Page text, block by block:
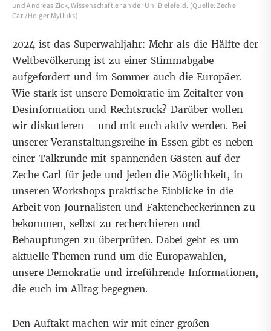
und Andreas Zick, Wissenschaftler an der Uni Bielefeld. (Quelle: Zeche
Carl/Holger Mylluks)
2024 ist das Superwahljahr: Mehr als die Hälfte der
Weltbevölkerung ist zu einer Stimmabgabe
aufgefordert und im Sommer auch die Europäer.
Wie stark ist unsere Demokratie im Zeitalter von
Desinformation und Rechtsruck? Darüber wollen
wir diskutieren – und mit euch aktiv werden. Bei
unserer Veranstaltungsreihe in Essen gibt es neben
einer Talkrunde mit spannenden Gästen auf der
Zeche Carl für jede und jeden die Möglichkeit, in
unseren Workshops praktische Einblicke in die
Arbeit von Journalisten und Faktencheckerinnen zu
bekommen, selbst zu recherchieren und
Behauptungen zu überprüfen. Dabei geht es um
aktuelle Themen rund um die Europawahlen,
unsere Demokratie und irreführende Informationen,
die euch im Alltag begegnen.
Den Auftakt machen wir mit einer großen